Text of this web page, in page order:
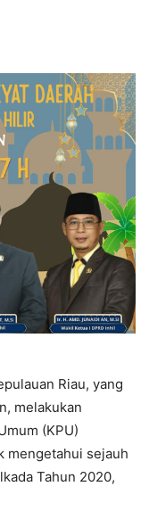
Riau, yang
melakukan
(KPU)
mengetahui sejauh
Tahun 2020,